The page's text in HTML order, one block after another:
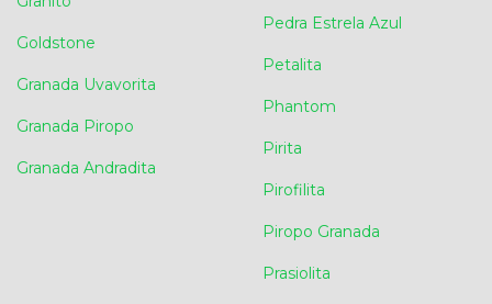
Goldstone
Granada Uvavorita
Granada Piropo
Granada Andradita
Pedra Estrela Azul
Petalita
Phantom
Pirita
Pirofilita
Piropo Granada
Prasiolita